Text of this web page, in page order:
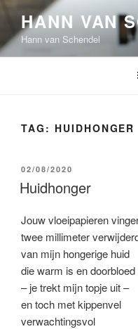
Ga
de
inhoud
HANN VAN
Hann van Schendel
TAG: HUIDHONGER
GEPLAATST
OP
02/08/2020
Huidhonger
Jouw vloeipapieren
twee millimeter
van mijn hongerige huid
die warm is en doorbloed
– je trekt mijn topje uit –
en toch met kippenvel
verwachtingsvol